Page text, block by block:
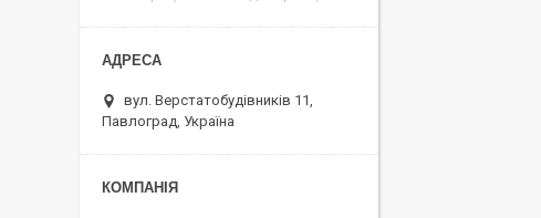
вул. Верстатобудівників 11,
Павлоград, Україна